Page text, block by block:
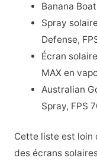
Banana
Spray
Defense,
Écran
MAX en
Australian
Spray, FPS
Cette liste est loin
des écrans